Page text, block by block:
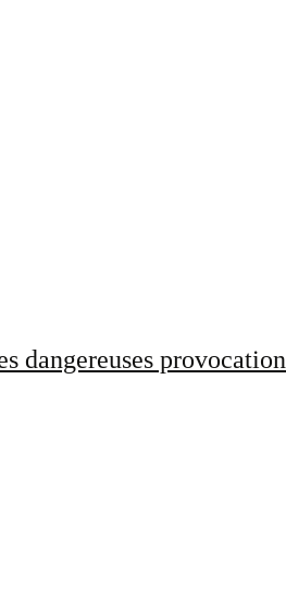
dangereuses